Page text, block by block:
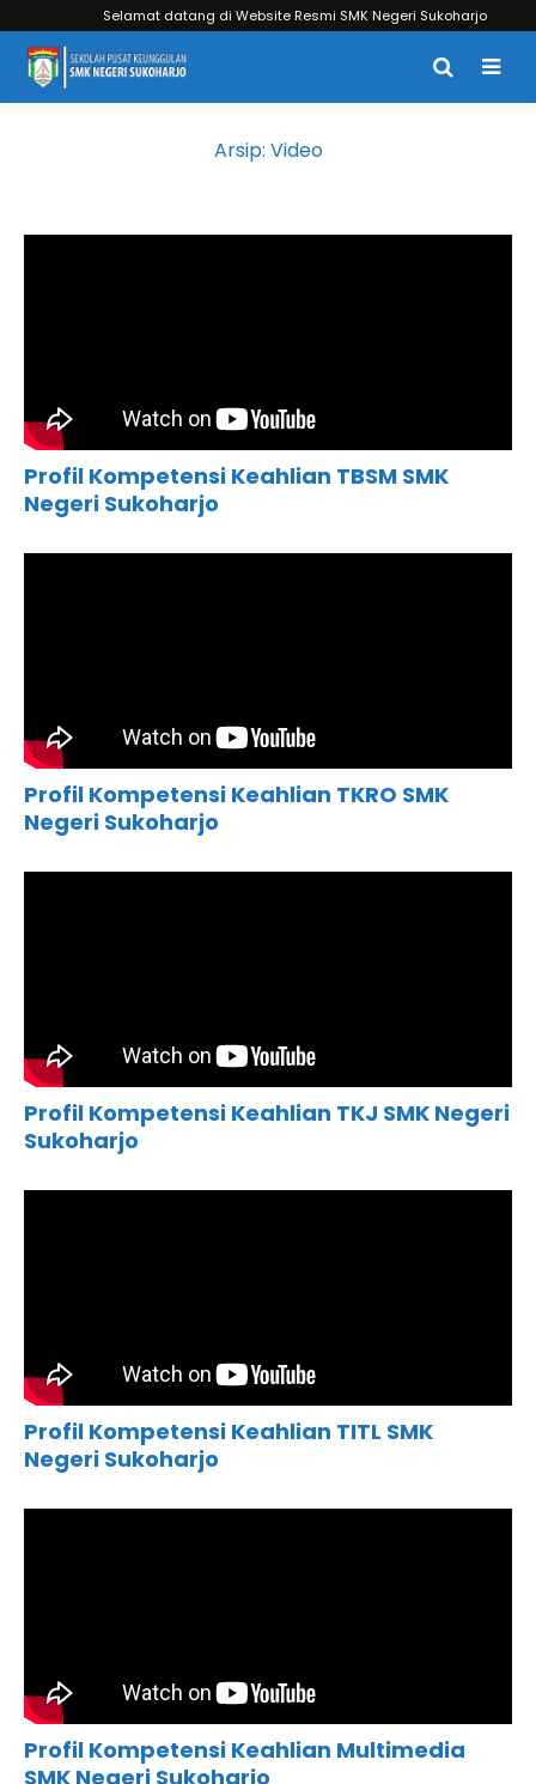
Selamat datang di Website Resmi SMK Negeri Sukoharjo
Arsip: Video
Profil Kompetensi Keahlian TBSM SMK
Negeri Sukoharjo
Profil Kompetensi Keahlian TKRO SMK
Negeri Sukoharjo
Profil Kompetensi Keahlian TKJ SMK Negeri
Sukoharjo
Profil Kompetensi Keahlian TITL SMK
Negeri Sukoharjo
Profil Kompetensi Keahlian Multimedia
SMK Negeri Sukoharjo